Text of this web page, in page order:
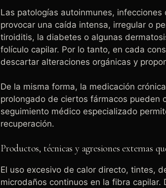
Las patologías autoinmunes,
provocar una caída intensa, irregular o
tiroiditis, la diabetes o algunas
folículo capilar. Por lo tanto, en cada
descartar alteraciones orgánicas y
De la misma forma, la medicación
prolongado de ciertos fármacos pueden
seguimiento médico especializado
recuperación.
Productos, técnicas y agresiones externas
El uso excesivo de calor directo, tintes,
microdaños continuos en la fibra